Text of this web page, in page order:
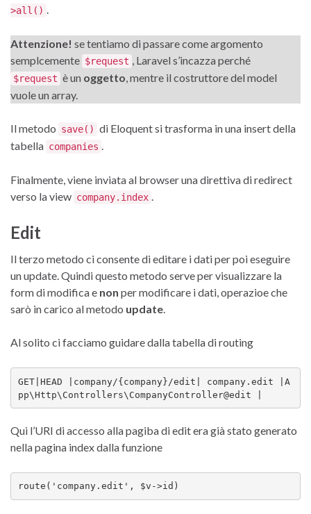
>all() .
Attenzione! se tentiamo di passare come argomento
semplcemente $request , Laravel s’incazza perché
$request è un oggetto, mentre il costruttore del model
vuole un array.
Il metodo save() di Eloquent si trasforma in una insert della
tabella companies .
Finalmente, viene inviata al browser una direttiva di redirect
verso la view company.index .
Edit
Il terzo metodo ci consente di editare i dati per poi eseguire
un update. Quindi questo metodo serve per visualizzare la
form di modifica e non per modificare i dati, operazioe che
sarò in carico al metodo update.
Al solito ci facciamo guidare dalla tabella di routing
GET|HEAD |company/{company}/edit| company.edit |A
pp\Http\Controllers\CompanyController@edit |
Qui l’URI di accesso alla pagiba di edit era già stato generato
nella pagina index dalla funzione
route('company.edit', $v->id)